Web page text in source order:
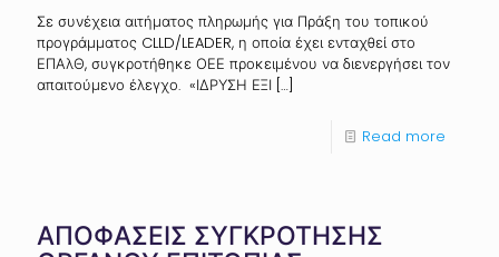
Σε συνέχεια αιτήματος πληρωμής για Πράξη του τοπικού
προγράμματος CLLD/LEADER, η οποία έχει ενταχθεί στο
ΕΠΑλΘ, συγκροτήθηκε ΟΕΕ προκειμένου να διενεργήσει τον
απαιτούμενο έλεγχο. «ΙΔΡΥΣΗ ΕΞΙ […]
Read more
ΑΠΟΦΑΣΕΙΣ ΣΥΓΚΡΟΤΗΣΗΣ